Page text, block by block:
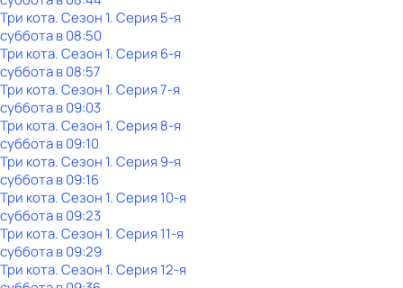
Три кота. Сезон 1. Серия 5-я
субботав08:50
Три кота. Сезон 1. Серия 6-я
субботав08:57
Три кота. Сезон 1. Серия 7-я
субботав09:03
Три кота. Сезон 1. Серия 8-я
субботав09:10
Три кота. Сезон 1. Серия 9-я
субботав09:16
Три кота. Сезон 1. Серия 10-я
субботав09:23
Три кота. Сезон 1. Серия 11-я
субботав09:29
Три кота. Сезон 1. Серия 12-я